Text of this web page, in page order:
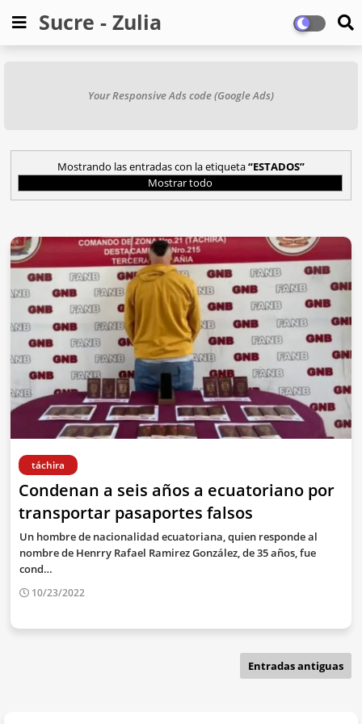
Sucre - Zulia
Your Responsive Ads code (Google Ads)
Mostrando las entradas con la etiqueta ESTADOS
Mostrar todo
táchira
Condenan a seis años a ecuatoriano por
transportar pasaportes falsos
Un hombre de nacionalidad ecuatoriana, quien responde al
nombre de Henrry Rafael Ramirez González, de 35 años, fue
cond…
10/23/2022
Entradas antiguas